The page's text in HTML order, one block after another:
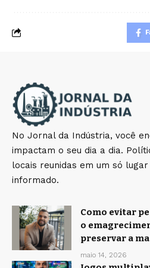
No Jornal da Indústria, você
impactam o seu dia a dia.
locais reunidas em um só
informado.
Como evitar
o
preservar a
maio 14, 2026